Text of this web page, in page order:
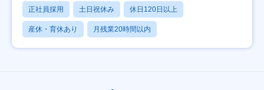
正社員採用 土日祝休み 休日120日以上
産休・育休あり 月残業20時間以内